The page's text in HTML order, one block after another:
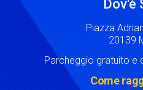
Dov'è
Piazza
20139
Parcheggio gratuito e
Come